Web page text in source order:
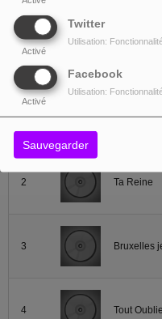
Twitter
Activé
Utilisation:
Facebook
Activé
Utilisation:
Sauvegarder
Lire la suite
TOP TITRES
1 Balance
2 Ta Reine
3 Bruxelles
4 Tout